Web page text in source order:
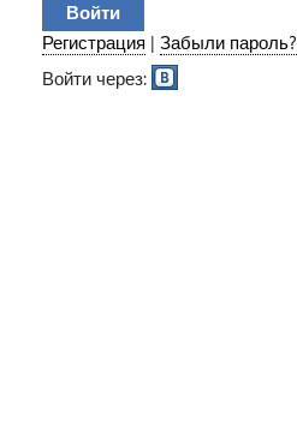
Регистрация | Забыли пароль?
Войти через: